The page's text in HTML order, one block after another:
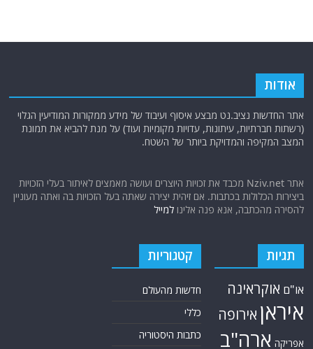
אודות
אתר החדשות נציב.נט מבצע איסוף ועיבוד של מידע ממקורות המודיעין הגלוי
(רשתות חברתיות, עיתונות, עדויות מקומיות ועוד) על מנת להביא את תמונת
המצב המקיפה והמדויקת ביותר של השטח.
אתר Nziv.net מכבד את זכויות היוצרים ועושה מאמצים לאיתור בעלי הזכויות
ביצירות הכלולות בכתבות. אם זיהית יצירה שאתה בעל הזכויות בה ואתה מעוניין
להסירה מהכתבה, אנא פנה אלינולמייל
תגיות
או"ם אוקראינה
איראן אירופה
אפריקה ארה"ב
קטגוריות
חדשות מהעולם
כללי
כתבות היסטוריה